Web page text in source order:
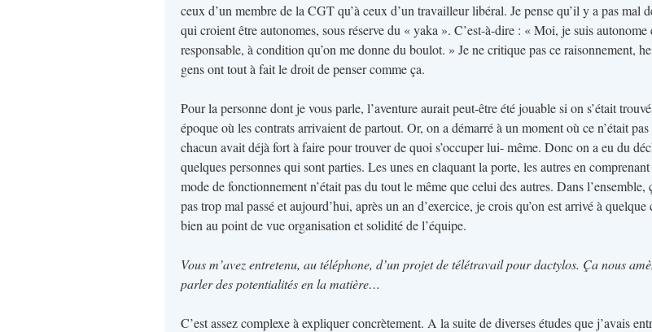
ceux d’un membre de la CGT qu’à ceux d’un travailleur libéral. Je pense qu’il y a pas mal
qui croient être autonomes, sous réserve du « yaka ». C’est-à-dire : « Moi, je suis autonome
responsable, à condition qu’on me donne du boulot. » Je ne critique pas ce raisonnement,
gens ont tout à fait le droit de penser comme ça.
Pour la personne dont je vous parle, l’aventure aurait peut-être été jouable si on s’était
époque où les contrats arrivaient de partout. Or, on a démarré à un moment où ce n’était pas
chacun avait déjà fort à faire pour trouver de quoi s’occuper lui- même. Donc on a eu du
quelques personnes qui sont parties. Les unes en claquant la porte, les autres en
mode de fonctionnement n’était pas du tout le même que celui des autres. Dans l’ensemble,
pas trop mal passé et aujourd’hui, après un an d’exercice, je crois qu’on est arrivé à quelque
bien au point de vue organisation et solidité de l’équipe.
Vous m’avez entretenu, au téléphone, d’un projet de télétravail pour dactylos. Ça nous
parler des potentialités en la matière…
C’est assez complexe à expliquer concrètement. A la suite de diverses études que j’avais